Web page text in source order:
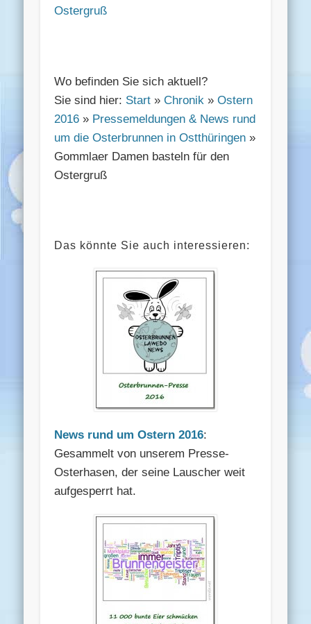
Ostergruß
Wo befinden Sie sich aktuell?
Sie sind hier: Start »Chronik »Ostern
2016 » Pressemeldungen & News rund
um die Osterbrunnen in Ostthüringen »
Gommlaer Damen basteln für den
Ostergruß
Das könnte Sie auch interessieren:
News rund um Ostern 2016:
Gesammelt von unserem Presse-
Osterhasen, der seine Lauscher weit
aufgesperrt hat.